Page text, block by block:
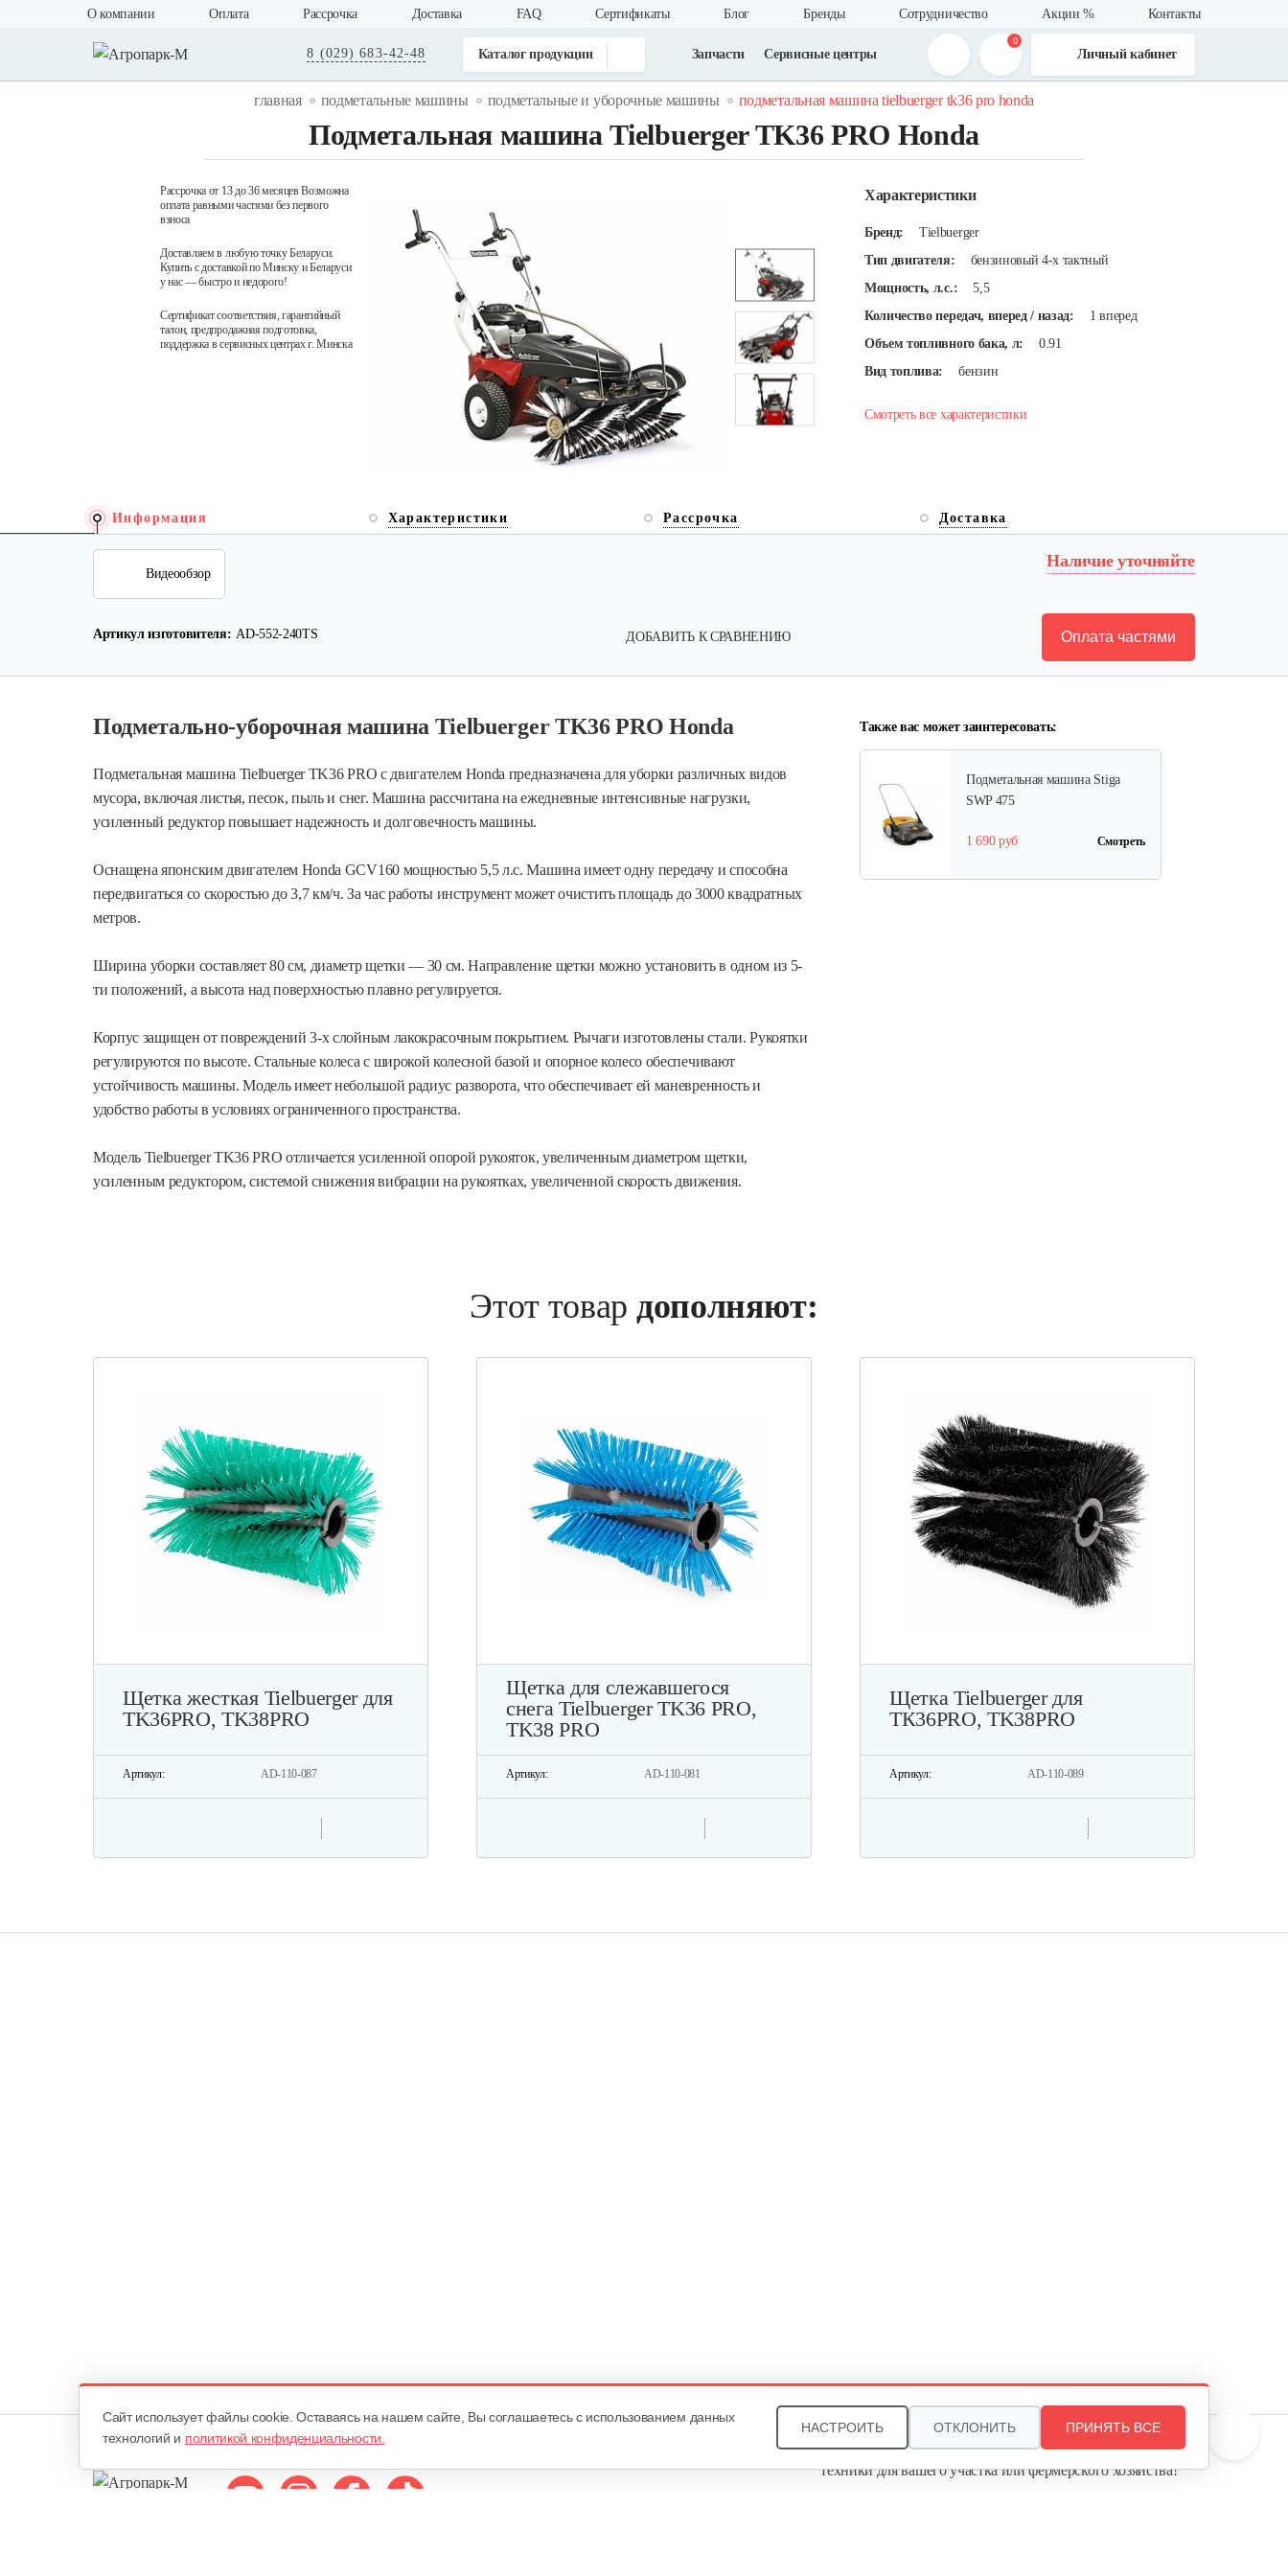
О компании Оплата Рассрочка Доставка FAQ Cертификаты Блог Бренды Сотрудничество Акции % Контакты
8 (029) 683-42-48 Каталог продукции Запчасти Сервисные центры
0
Личный кабинет
главная подметальные машины подметальные и уборочные машины подметальная машина tielbuerger tk36 pro honda
Подметальная машина Tielbuerger TK36 PRO Honda
Рассрочка от 13 до 36 месяцев Возможна
оплата равными частями без первого
взноса
Доставляем в любую точку Беларуси.
Купить с доставкой по Минску и Беларуси
у нас — быстро и недорого!
Сертификат соответствия, гарантийный
талон, предпродажная подготовка,
поддержка в сервисных центрах г. Минска
Характеристики
Бренд:
Tielbuerger
Тип двигателя:
бензиновый 4-х тактный
Мощность, л.с.:
5,5
Количество передач, вперед / назад:
1 вперед
Объем топливного бака, л:
0.91
Вид топлива:
бензин
Смотреть все характеристики
Информация Характеристики Рассрочка Доставка
Видеообзор
Наличие уточняйте
Артикул изготовителя: AD-552-240TS ДОБАВИТЬ К СРАВНЕНИЮ Оплата частями
Подметально-уборочная машина Tielbuerger TK36 PRO Honda
Подметальная машина Tielbuerger TK36 PRO с двигателем Honda предназначена для уборки различных видов
мусора, включая листья, песок, пыль и снег. Машина рассчитана на ежедневные интенсивные нагрузки,
усиленный редуктор повышает надежность и долговечность машины.
Оснащена японским двигателем Honda GCV160 мощностью 5,5 л.с. Машина имеет одну передачу и способна
передвигаться со скоростью до 3,7 км/ч. За час работы инструмент может очистить площадь до 3000 квадратных
метров.
Ширина уборки составляет 80 см, диаметр щетки — 30 см. Направление щетки можно установить в одном из 5-
ти положений, а высота над поверхностью плавно регулируется.
Корпус защищен от повреждений 3-х слойным лакокрасочным покрытием. Рычаги изготовлены стали. Рукоятки
регулируются по высоте. Стальные колеса с широкой колесной базой и опорное колесо обеспечивают
устойчивость машины. Модель имеет небольшой радиус разворота, что обеспечивает ей маневренность и
удобство работы в условиях ограниченного пространства.
Модель Tielbuerger TK36 PRO отличается усиленной опорой рукояток, увеличенным диаметром щетки,
усиленным редуктором, системой снижения вибрации на рукоятках, увеличенной скорость движения.
Также вас может заинтересовать:
Подметальная машина Stiga
SWP 475
1 690 руб Смотреть
Этот товар дополняют:
Щетка жесткая Tielbuerger для
TK36PRO, TK38PRO
Артикул: AD-110-087
Щетка для слежавшегося
снега Tielbuerger TK36 PRO,
TK38 PRO
Артикул: AD-110-081
Щетка Tielbuerger для
ТК36PRO, TK38PRO
Артикул: AD-110-089
Звоните, и мы поможем подобрать идеальный вариант
техники для вашего участка или фермерского хозяйства!
Cайт использует файлы cookie. Оставаясь на нашем сайте, Вы соглашаетесь с использованием данных
технологий и политикой конфиденциальности.
НАСТРОИТЬ ОТКЛОНИТЬ ПРИНЯТЬ ВСЕ